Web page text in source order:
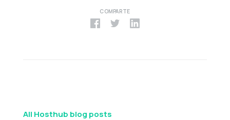
COMPARTE
All Hosthub blog posts